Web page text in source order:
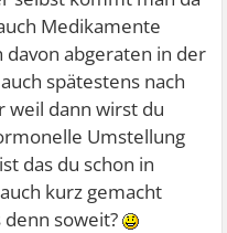
unterdrücken.. Früher
durch und das noch
Medikamente
abgeraten in der
spätestens nach
weil dann wirst du
Umstellung
das du schon in
kurz gemacht
denn soweit?